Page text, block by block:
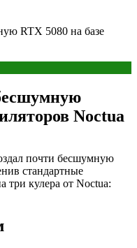
RTX 5080 на базе
Noctua
почти бесшумную
стандартные
три кулера от Noctua: